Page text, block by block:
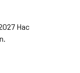
Hac